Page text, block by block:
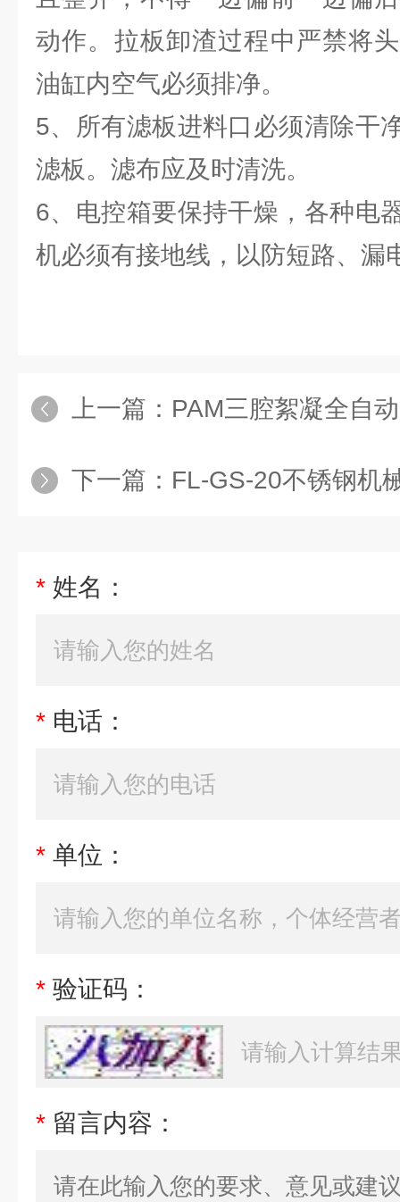
动作。拉板卸渣过程中严禁将
油缸内空气必须排净。
5、所有滤板进料口必须清除干
滤板。滤布应及时清洗。
6、电控箱要保持干燥，各种电
机必须有接地线，以防短路、漏
上一篇： PAM三腔絮凝全自
下一篇： FL-GS-20不锈钢机
* 姓名：
* 电话：
* 单位：
* 验证码：
* 留言内容：